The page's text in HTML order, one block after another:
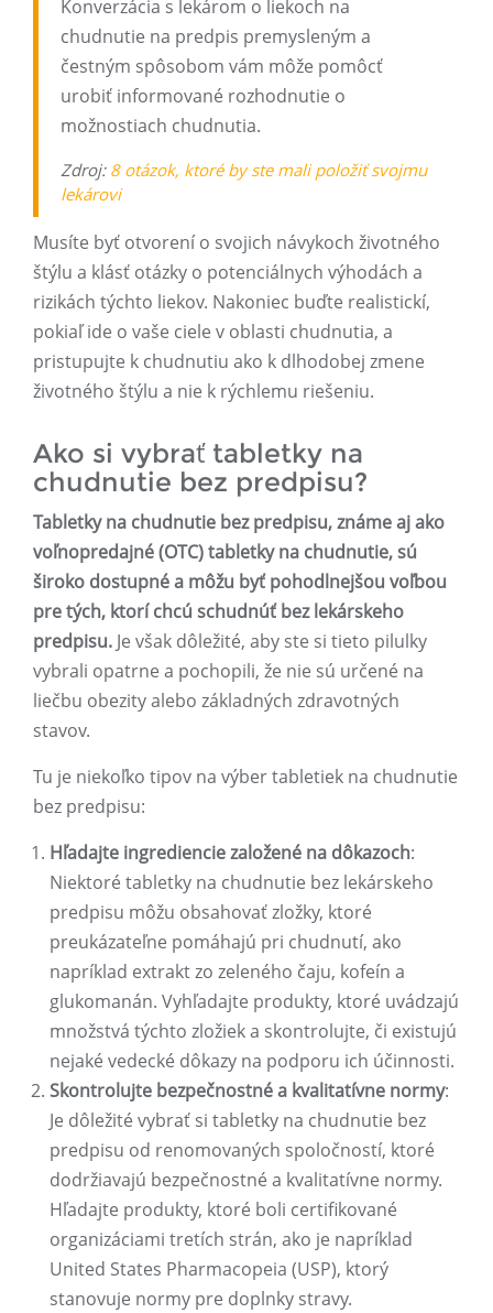
Konverzácia s lekárom o liekoch na
chudnutie na predpis premysleným a
čestným spôsobom vám môže pomôcť
urobiť informované rozhodnutie o
možnostiach chudnutia.
Zdroj: 8 otázok, ktoré by ste mali položiť svojmu
lekárovi
Musíte byť otvorení o svojich návykoch životného
štýlu a klásť otázky o potenciálnych výhodách a
rizikách týchto liekov. Nakoniec buďte realistickí,
pokiaľ ide o vaše ciele v oblasti chudnutia, a
pristupujte k chudnutiu ako k dlhodobej zmene
životného štýlu a nie k rýchlemu riešeniu.
Ako si vybrať tabletky na
chudnutie bez predpisu?
Tabletky na chudnutie bez predpisu, známe aj ako
voľnopredajné (OTC) tabletky na chudnutie, sú
široko dostupné a môžu byť pohodlnejšou voľbou
pre tých, ktorí chcú schudnúť bez lekárskeho
predpisu. Je však dôležité, aby ste si tieto pilulky
vybrali opatrne a pochopili, že nie sú určené na
liečbu obezity alebo základných zdravotných
stavov.
Tu je niekoľko tipov na výber tabletiek na chudnutie
bez predpisu:
Hľadajte ingrediencie založené na dôkazoch:
Niektoré tabletky na chudnutie bez lekárskeho
predpisu môžu obsahovať zložky, ktoré
preukázateľne pomáhajú pri chudnutí, ako
napríklad extrakt zo zeleného čaju, kofeín a
glukomanán. Vyhľadajte produkty, ktoré uvádzajú
množstvá týchto zložiek a skontrolujte, či existujú
nejaké vedecké dôkazy na podporu ich účinnosti.
Skontrolujte bezpečnostné a kvalitatívne normy:
Je dôležité vybrať si tabletky na chudnutie bez
predpisu od renomovaných spoločností, ktoré
dodržiavajú bezpečnostné a kvalitatívne normy.
Hľadajte produkty, ktoré boli certifikované
organizáciami tretích strán, ako je napríklad
United States Pharmacopeia (USP), ktorý
stanovuje normy pre doplnky stravy.